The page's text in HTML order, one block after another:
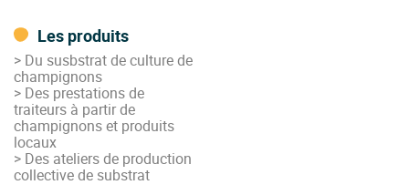
Les produits
> Du susbstrat de culture de
champignons
> Des prestations de
traiteurs à partir de
champignons et produits
locaux
> Des ateliers de production
collective de substrat